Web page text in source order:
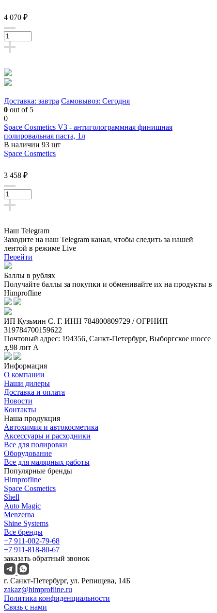
4 070 ₽
Доставка: завтра Самовывоз: Сегодня
0 out of 5
0
Space Cosmetics V3 - антиголограммная финишная
полировальная паста, 1л
В наличии 93 шт
Space Cosmetics
3 458 ₽
Наш Telegram
Заходите на наш Telegram канал, чтобы следить за нашей
лентой в режиме Live
Перейти
Баллы в рублях
Получайте баллы за покупки и обменивайте их на продукты в
Himprofline
ИП Кузьмин C. Г. ИНН 784800809729 / ОГРНИП
319784700159622
Почтовый адрес: 194356, Санкт-Петербург, Выборгское шоссе
д.98 лит А
Информация
О компании
Наши дилеры
Доставка и оплата
Новости
Контакты
Наша продукция
Автохимия и автокосметика
Аксессуары и расходники
Все для полировки
Оборудование
Все для малярных работы
Популярные бренды
Himprofline
Space Cosmetics
Shell
Auto Magic
Menzerna
Shine Systems
Все бренды
+7 911-002-79-68
+7 911-818-80-67
заказать обратный звонок
г. Санкт-Петербург, ул. Репищева, 14Б
zakaz@himprofline.ru
Политика конфиденциальности
Связь с нами